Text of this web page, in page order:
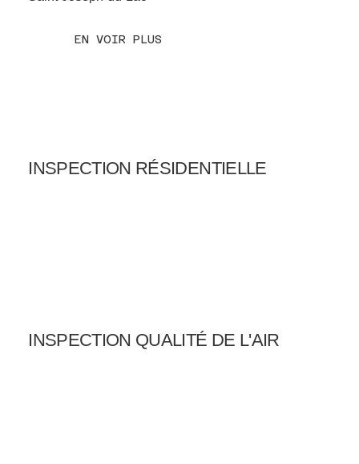
EN VOIR PLUS
INSPECTION RÉSIDENTIELLE
INSPECTION QUALITÉ DE L'AIR